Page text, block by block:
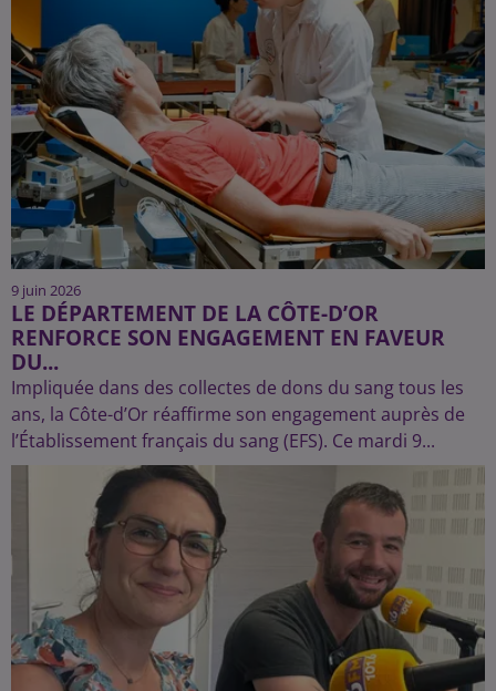
9 juin 2026
LE DÉPARTEMENT DE LA CÔTE-D’OR
RENFORCE SON ENGAGEMENT EN FAVEUR
DU...
Impliquée dans des collectes de dons du sang tous les
ans, la Côte-d’Or réaffirme son engagement auprès de
l’Établissement français du sang (EFS). Ce mardi 9...